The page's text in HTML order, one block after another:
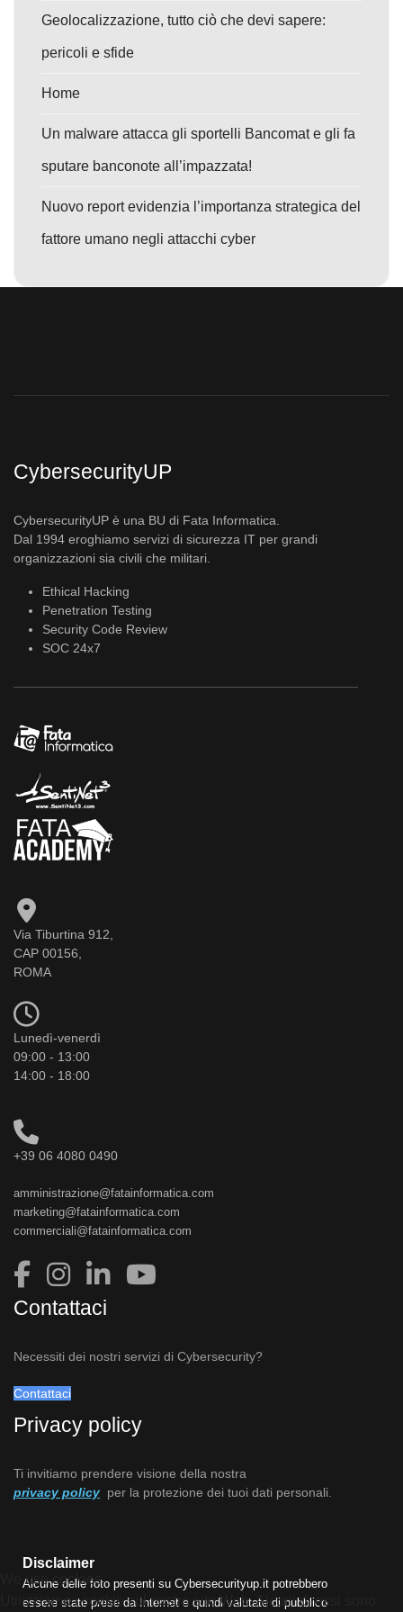
Geolocalizzazione, tutto ciò che devi sapere:
pericoli e sfide
Home
Un malware attacca gli sportelli Bancomat e gli fa
sputare banconote all’impazzata!
Nuovo report evidenzia l’importanza strategica del
fattore umano negli attacchi cyber
CybersecurityUP
CybersecurityUP è una BU di Fata Informatica.
Dal 1994 eroghiamo servizi di sicurezza IT per grandi
organizzazioni sia civili che militari.
Ethical Hacking
Penetration Testing
Security Code Review
SOC 24x7
Via Tiburtina 912,
CAP 00156,
ROMA
Lunedì-venerdì
09:00 - 13:00
14:00 - 18:00
+39 06 4080 0490
amministrazione@fatainformatica.com
marketing@fatainformatica.com
commerciali@fatainformatica.com
Contattaci
Necessiti dei nostri servizi di Cybersecurity?
Contattaci
Privacy policy
Ti invitiamo prendere visione della nostra
privacy policy per la protezione dei tuoi dati personali.
Disclaimer
Alcune delle foto presenti su Cybersecurityup.it potrebbero
essere state prese da Internet e quindi valutate di pubblico
We use cookies
Utilizziamo i cookie sul nostro sito Web. Alcuni di essi sono